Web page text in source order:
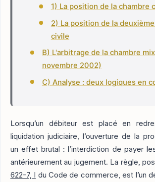
1) La position de la chambre
2) La position de la
civile
B) L'arbitrage de la chambre
novembre 2002)
C) Analyse : deux logiques en
Lorsqu’un débiteur est placé en
liquidation judiciaire, l’ouverture de la
un effet brutal : l’interdiction de payer
antérieurement au jugement. La règle,
622-7, I du Code de commerce, est l’un